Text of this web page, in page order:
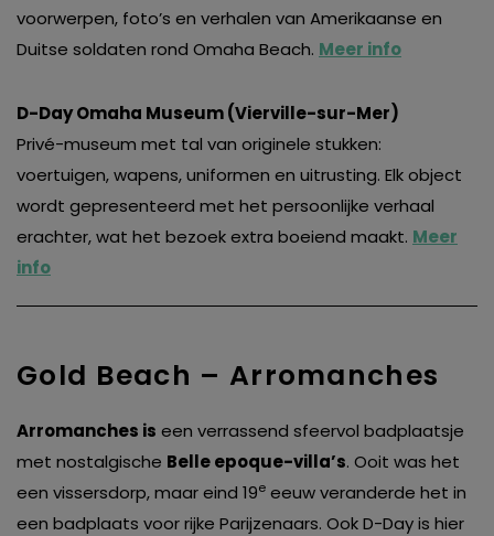
voorwerpen, foto’s en verhalen van Amerikaanse en
Duitse soldaten rond Omaha Beach. Meer info
D-Day Omaha Museum (Vierville-sur-Mer)
Privé-museum met tal van originele stukken:
voertuigen, wapens, uniformen en uitrusting. Elk object
wordt gepresenteerd met het persoonlijke verhaal
erachter, wat het bezoek extra boeiend maakt. Meer
info
Gold Beach – Arromanches
Arromanches is een verrassend sfeervol badplaatsje
met nostalgische Belle epoque-villa’s. Ooit was het
een vissersdorp, maar eind 19e eeuw veranderde het in
een badplaats voor rijke Parijzenaars. Ook D-Day is hier